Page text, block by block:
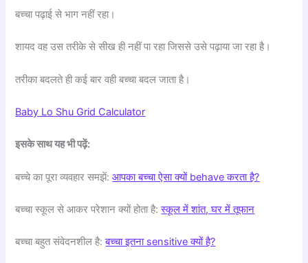
बच्चा पढ़ाई से भाग नहीं रहा।
शायद वह उस तरीके से सीख ही नहीं पा रहा जिससे उसे पढ़ाया जा रहा है।
तरीका बदलते ही कई बार वही बच्चा बदल जाता है।
Baby Lo Shu Grid Calculator
इसके साथ यह भी पढ़ें:
बच्चे का पूरा व्यवहार समझें:आपका बच्चा ऐसा क्यों behave करता है?
बच्चा स्कूल से आकर परेशान क्यों होता है:स्कूल में शांत, घर में तूफान
बच्चा बहुत संवेदनशील है:बच्चा इतना sensitive क्यों है?